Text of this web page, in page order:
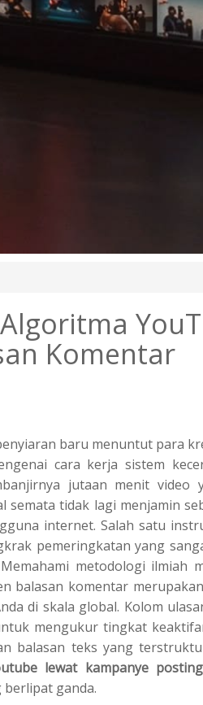
Komentar
baru menuntut para
cara kerja sistem
jutaan menit video
semata tidak lagi menjamin
internet. Salah satu
pemeringkatan yang
metodologi ilmiah
balasan komentar
di skala global. Kolom
mengukur tingkat
balasan teks yang
lewat kampanye
berlipat ganda.